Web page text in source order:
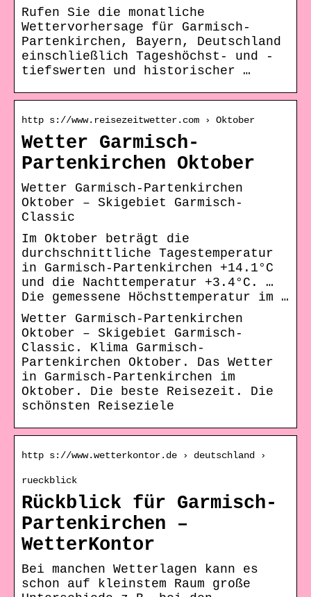
Rufen Sie die monatliche
Wettervorhersage für Garmisch-
Partenkirchen, Bayern, Deutschland
einschließlich Tageshöchst- und -
tiefswerten und historischer …
http s://www.reisezeitwetter.com › Oktober
Wetter Garmisch-
Partenkirchen Oktober
Wetter Garmisch-Partenkirchen
Oktober – Skigebiet Garmisch-
Classic
Im Oktober beträgt die
durchschnittliche Tagestemperatur
in Garmisch-Partenkirchen +14.1°C
und die Nachttemperatur +3.4°C. …
Die gemessene Höchsttemperatur im …
Wetter Garmisch-Partenkirchen
Oktober – Skigebiet Garmisch-
Classic. Klima Garmisch-
Partenkirchen Oktober. Das Wetter
in Garmisch-Partenkirchen im
Oktober. Die beste Reisezeit. Die
schönsten Reiseziele
http s://www.wetterkontor.de › deutschland ›
rueckblick
Rückblick für Garmisch-
Partenkirchen –
WetterKontor
Bei manchen Wetterlagen kann es
schon auf kleinstem Raum große